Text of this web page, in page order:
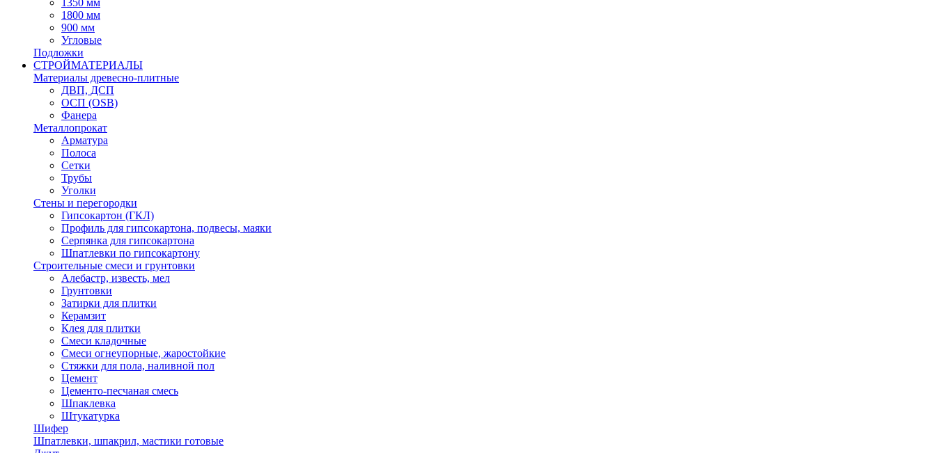
1350 мм
1800 мм
900 мм
Угловые
Подложки
СТРОЙМАТЕРИАЛЫ
Материалы древесно-плитные
ДВП, ДСП
ОСП (OSB)
Фанера
Металлопрокат
Арматура
Полоса
Сетки
Трубы
Уголки
Стены и перегородки
Гипсокартон (ГКЛ)
Профиль для гипсокартона, подвесы, маяки
Серпянка для гипсокартона
Шпатлевки по гипсокартону
Строительные смеси и грунтовки
Алебастр, известь, мел
Грунтовки
Затирки для плитки
Керамзит
Клея для плитки
Смеси кладочные
Смеси огнеупорные, жаростойкие
Стяжки для пола, наливной пол
Цемент
Цементо-песчаная смесь
Шпаклевка
Штукатурка
Шифер
Шпатлевки, шпакрил, мастики готовые